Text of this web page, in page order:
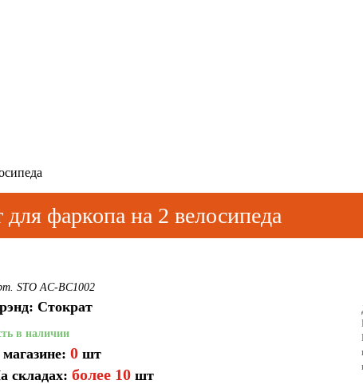
фаркопа на 2 велосипеда
STO AC-BC1002
Стократ
в наличии
0 шт
складах: более 10 шт